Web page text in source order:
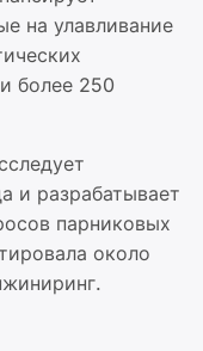
на улавливание
более 250
и разрабатывает
парниковых
около